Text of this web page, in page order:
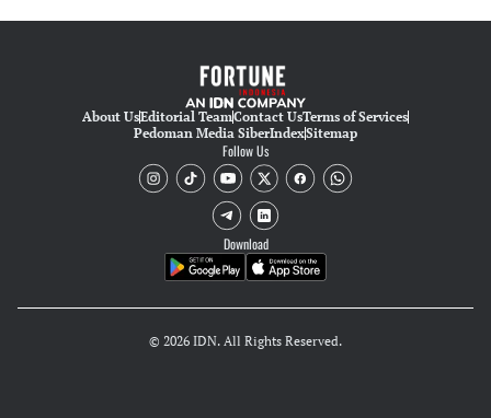
About UsEditorial TeamContact UsTerms of Services
Pedoman Media SiberIndexSitemap
Follow Us
Download
© 2026 IDN. All Rights Reserved.